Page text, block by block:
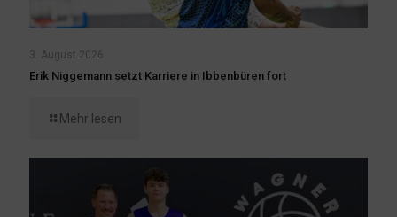
3. August 2026
Erik Niggemann setzt Karriere in Ibbenbüren fort
Mehr lesen